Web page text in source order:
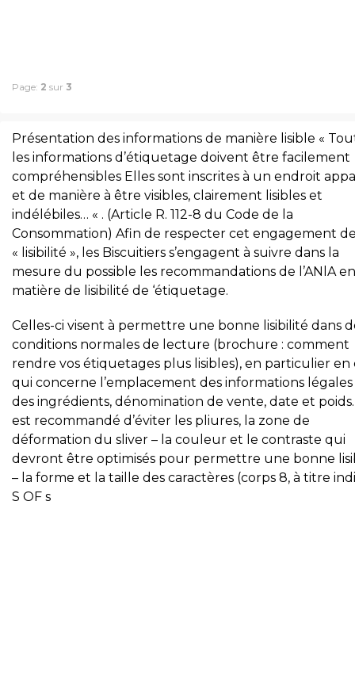
Page: 2 sur 3
Présentation des informations de manière lisible «
les informations d’étiquetage doivent être facilement
compréhensibles Elles sont inscrites à un endroit
et de manière à être visibles, clairement lisibles et
indélébiles… « . (Article R. 112-8 du Code de la
Consommation) Afin de respecter cet engagement
« lisibilité », les Biscuitiers s’engagent à suivre dans la
mesure du possible les recommandations de l’ANlA en
matière de lisibilité de ‘étiquetage.
Celles-ci visent à permettre une bonne lisibilité dans
conditions normales de lecture (brochure : comment
rendre vos étiquetages plus lisibles), en particulier en
qui concerne l’emplacement des informations légales
des ingrédients, dénomination de vente, date et
est recommandé d’éviter les pliures, la zone de
déformation du sliver – la couleur et le contraste qui
devront être optimisés pour permettre une bonne
– la forme et la taille des caractères (corps 8, à titre
S OF s